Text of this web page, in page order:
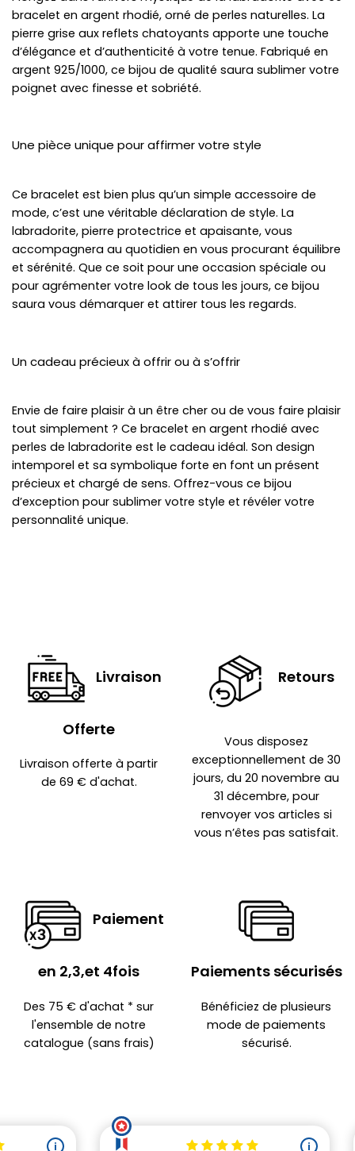
bracelet en argent rhodié, orné de perles naturelles. La
pierre grise aux reflets chatoyants apporte une touche
d’élégance et d’authenticité à votre tenue. Fabriqué en
argent 925/1000, ce bijou de qualité saura sublimer votre
poignet avec finesse et sobriété.
Une pièce unique pour affirmer votre style
Ce bracelet est bien plus qu’un simple accessoire de
mode, c’est une véritable déclaration de style. La
labradorite, pierre protectrice et apaisante, vous
accompagnera au quotidien en vous procurant équilibre
et sérénité. Que ce soit pour une occasion spéciale ou
pour agrémenter votre look de tous les jours, ce bijou
saura vous démarquer et attirer tous les regards.
Un cadeau précieux à offrir ou à s’offrir
Envie de faire plaisir à un être cher ou de vous faire plaisir
tout simplement ? Ce bracelet en argent rhodié avec
perles de labradorite est le cadeau idéal. Son design
intemporel et sa symbolique forte en font un présent
précieux et chargé de sens. Offrez-vous ce bijou
d’exception pour sublimer votre style et révéler votre
personnalité unique.
Livraison
Offerte
Livraison offerte à partir
de 69 € d'achat.
Retours
Vous disposez
exceptionnellement de 30
jours, du 20 novembre au
31 décembre, pour
renvoyer vos articles si
vous n’êtes pas satisfait.
Paiement
en 2,3,et 4fois
Des 75 € d'achat * sur
l'ensemble de notre
catalogue (sans frais)
Paiements sécurisés
Bénéficiez de plusieurs
mode de paiements
sécurisé.